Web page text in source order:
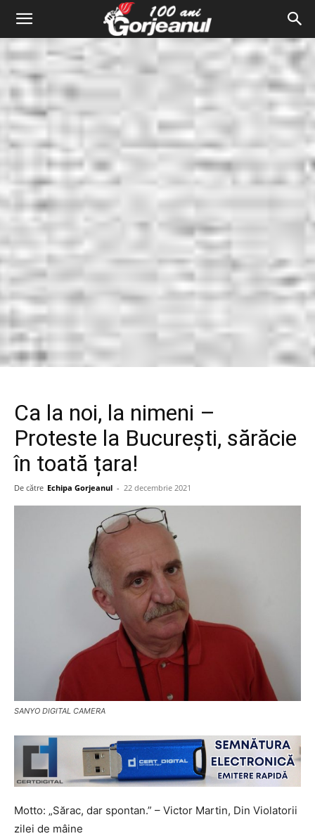
Ca la noi, la nimeni –
Proteste la București, sărăcie
în toată țara!
De către Echipa Gorjeanul - 22 decembrie 2021
SANYO DIGITAL CAMERA
Motto: „Sărac, dar spontan.” – Victor Martin, Din Violatorii
zilei de mâine